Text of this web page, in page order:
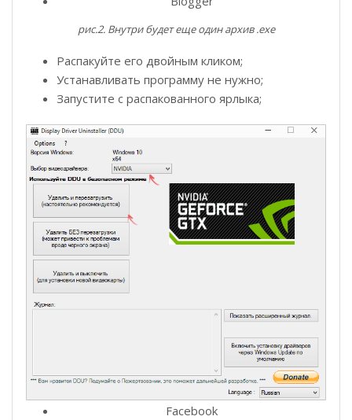
рис.2. Внутри будет еще один архив .ехе
Распакуйте его двойным кликом;
Устанавливать программу не нужно;
Запустите с распакованного ярлыка;
Facebook